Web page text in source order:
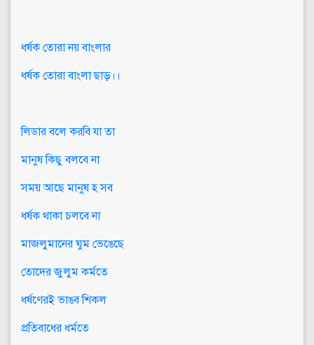
ধর্ষক তোরা নয় বাংলার
ধর্ষক তোরা বাংলা ছাড়।।
লিডার বলে করবি যা তা
মানুষ কিছু বলবে না
সময় আছে মানুষ হ সব
ধর্ষক থাকা চলবে না
মাজলুমানের ঘুম ভেঙেছে
তোদের জুলুম কর্মতে
ধর্ষণেরই ভাঙব শিকল
প্রতিবাধের ধর্মতে